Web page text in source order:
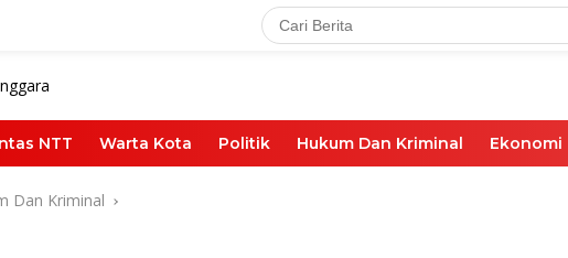
NTT Warta Kota Politik Hukum Dan Kriminal Ekonomi
Dan Kriminal